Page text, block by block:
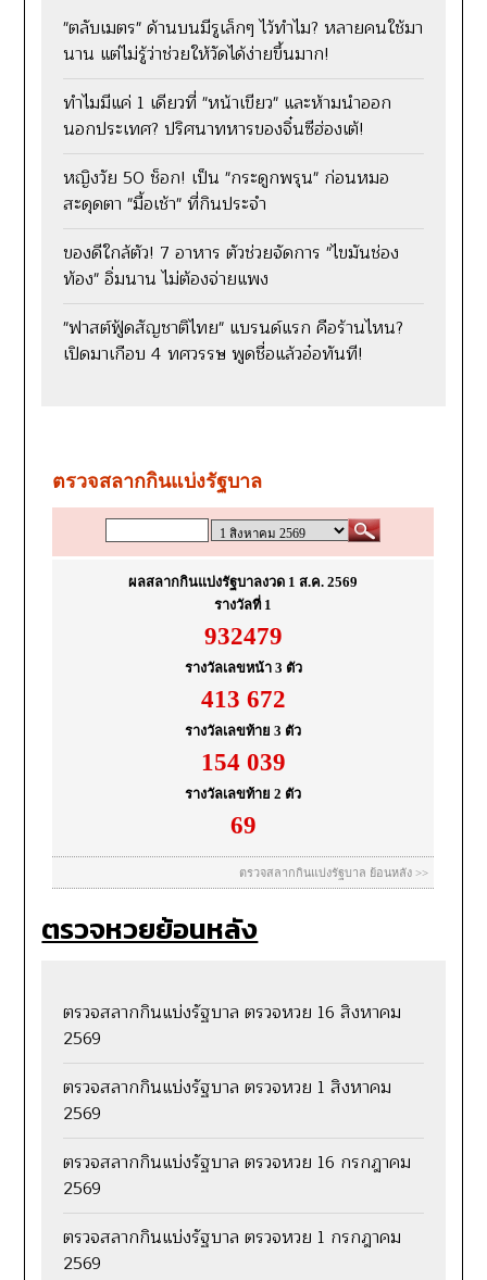
"ตลับเมตร" ด้านบนมีรูเล็กๆ ไว้ทำไม? หลายคนใช้มา
นาน แต่ไม่รู้ว่าช่วยให้วัดได้ง่ายขึ้นมาก!
ทำไมมีแค่ 1 เดียวที่ "หน้าเขียว" และห้ามนำออก
นอกประเทศ? ปริศนาทหารของจิ๋นซีฮ่องเต้!
หญิงวัย 50 ช็อก! เป็น "กระดูกพรุน" ก่อนหมอ
สะดุดตา "มื้อเช้า" ที่กินประจำ
ของดีใกล้ตัว! 7 อาหาร ตัวช่วยจัดการ "ไขมันช่อง
ท้อง" อิ่มนาน ไม่ต้องจ่ายแพง
"ฟาสต์ฟู้ดสัญชาติไทย" แบรนด์แรก คือร้านไหน?
เปิดมาเกือบ 4 ทศวรรษ พูดชื่อแล้วอ๋อทันที!
ตรวจหวยย้อนหลัง
ตรวจสลากกินแบ่งรัฐบาล ตรวจหวย 16 สิงหาคม
2569
ตรวจสลากกินแบ่งรัฐบาล ตรวจหวย 1 สิงหาคม
2569
ตรวจสลากกินแบ่งรัฐบาล ตรวจหวย 16 กรกฎาคม
2569
ตรวจสลากกินแบ่งรัฐบาล ตรวจหวย 1 กรกฎาคม
2569